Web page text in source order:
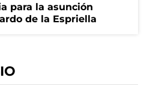
para la asunción
de la Espriella